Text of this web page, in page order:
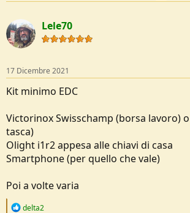
Lele70
17 Dicembre 2021
Kit minimo EDC
Victorinox Swisschamp (borsa lavoro)
tasca)
Olight i1r2 appesa alle chiavi di casa
Smartphone (per quello che vale)
Poi a volte varia
R
delta2